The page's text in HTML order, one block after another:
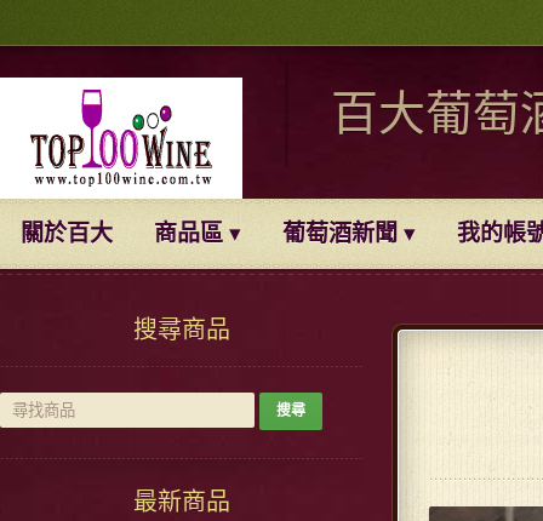
百大葡萄
關於百大 商品區 葡萄酒新聞 我的帳
搜尋商品
最新商品